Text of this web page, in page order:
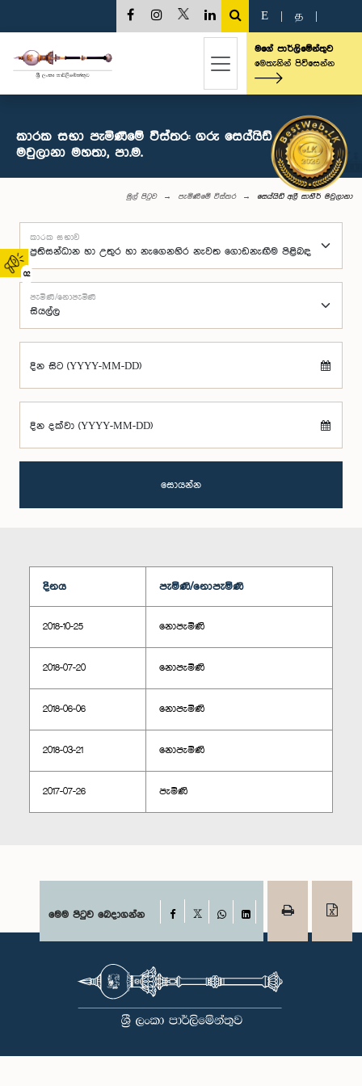
02
E த
මගේ පාර්ලිමේන්තුව
මෙතැනින් පිවිසෙන්න
කාරක සභා පැමිණීමේ විස්තර: ගරු සෙය්යිඩ් අලී සාහීර්
මවුලානා මහතා, පා.ම.
මුල් පිටුව පැමිණීමේ විස්තර සෙය්යිඩ් අලී සාහීර් මවුලානා
කාරක සභාව
පැමිණි/නොපැමිණි
දින සිට (YYYY-MM-DD)
දින දක්වා (YYYY-MM-DD)
සොයන්න
දිනය පැමිණි/නොපැමිණි
2018-10-25 නොපැමිණි
2018-07-20 නොපැමිණි
2018-06-06 නොපැමිණි
2018-03-21 නොපැමිණි
2017-07-26 පැමිණි
මෙම පිටුව බෙදාගන්න Facebook
WhatsAppLinkedIn